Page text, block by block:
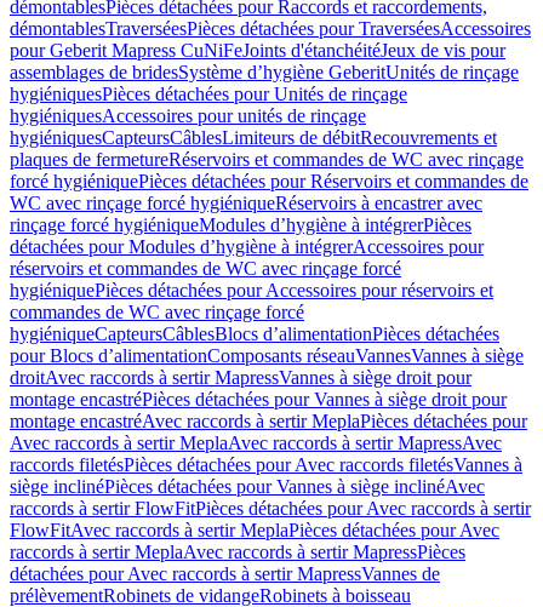
démontablesPièces détachées pour Raccords et raccordements,
démontablesTraverséesPièces détachées pour TraverséesAccessoires
pour Geberit Mapress CuNiFeJoints d'étanchéitéJeux de vis pour
assemblages de bridesSystème d’hygiène GeberitUnités de rinçage
hygiéniquesPièces détachées pour Unités de rinçage
hygiéniquesAccessoires pour unités de rinçage
hygiéniquesCapteursCâblesLimiteurs de débitRecouvrements et
plaques de fermetureRéservoirs et commandes de WC avec rinçage
forcé hygiéniquePièces détachées pour Réservoirs et commandes de
WC avec rinçage forcé hygiéniqueRéservoirs à encastrer avec
rinçage forcé hygiéniqueModules d’hygiène à intégrerPièces
détachées pour Modules d’hygiène à intégrerAccessoires pour
réservoirs et commandes de WC avec rinçage forcé
hygiéniquePièces détachées pour Accessoires pour réservoirs et
commandes de WC avec rinçage forcé
hygiéniqueCapteursCâblesBlocs d’alimentationPièces détachées
pour Blocs d’alimentationComposants réseauVannesVannes à siège
droitAvec raccords à sertir MapressVannes à siège droit pour
montage encastréPièces détachées pour Vannes à siège droit pour
montage encastréAvec raccords à sertir MeplaPièces détachées pour
Avec raccords à sertir MeplaAvec raccords à sertir MapressAvec
raccords filetésPièces détachées pour Avec raccords filetésVannes à
siège inclinéPièces détachées pour Vannes à siège inclinéAvec
raccords à sertir FlowFitPièces détachées pour Avec raccords à sertir
FlowFitAvec raccords à sertir MeplaPièces détachées pour Avec
raccords à sertir MeplaAvec raccords à sertir MapressPièces
détachées pour Avec raccords à sertir MapressVannes de
prélèvementRobinets de vidangeRobinets à boisseau